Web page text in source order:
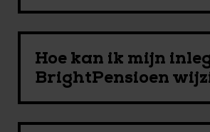
Hoe kan ik mijn
BrightPensioen